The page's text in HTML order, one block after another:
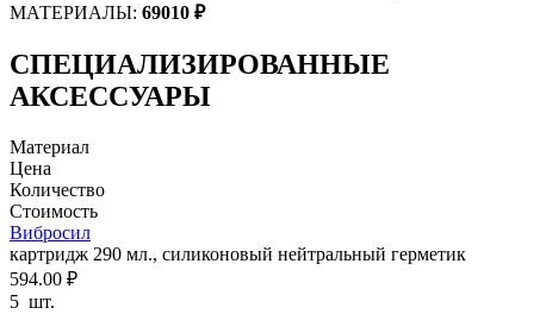
МАТЕРИАЛЫ: 69010 ₽
СПЕЦИАЛИЗИРОВАННЫЕ
АКСЕССУАРЫ
Материал
Цена
Количество
Стоимость
Вибросил
картридж 290 мл., силиконовый нейтральный герметик
594.00 ₽
5 шт.